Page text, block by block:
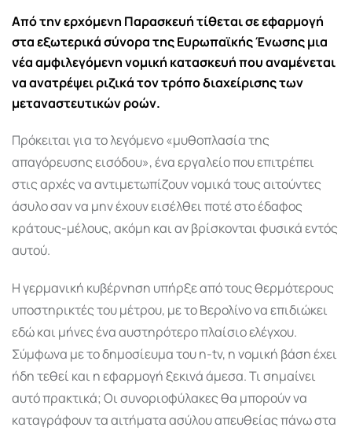
Από την ερχόμενη Παρασκευή τίθεται σε εφαρμογή
στα εξωτερικά σύνορα της Ευρωπαϊκής Ένωσης μια
νέα αμφιλεγόμενη νομική κατασκευή που αναμένεται
να ανατρέψει ριζικά τον τρόπο διαχείρισης των
μεταναστευτικών ροών.
Πρόκειται για το λεγόμενο «μυθοπλασία της
απαγόρευσης εισόδου», ένα εργαλείο που επιτρέπει
στις αρχές να αντιμετωπίζουν νομικά τους αιτούντες
άσυλο σαν να μην έχουν εισέλθει ποτέ στο έδαφος
κράτους-μέλους, ακόμη και αν βρίσκονται φυσικά εντός
αυτού.
Η γερμανική κυβέρνηση υπήρξε από τους θερμότερους
υποστηρικτές του μέτρου, με το Βερολίνο να επιδιώκει
εδώ και μήνες ένα αυστηρότερο πλαίσιο ελέγχου.
Σύμφωνα με το δημοσίευμα του n-tv, η νομική βάση έχει
ήδη τεθεί και η εφαρμογή ξεκινά άμεσα. Τι σημαίνει
αυτό πρακτικά; Οι συνοριοφύλακες θα μπορούν να
καταγράφουν τα αιτήματα ασύλου απευθείας πάνω στα